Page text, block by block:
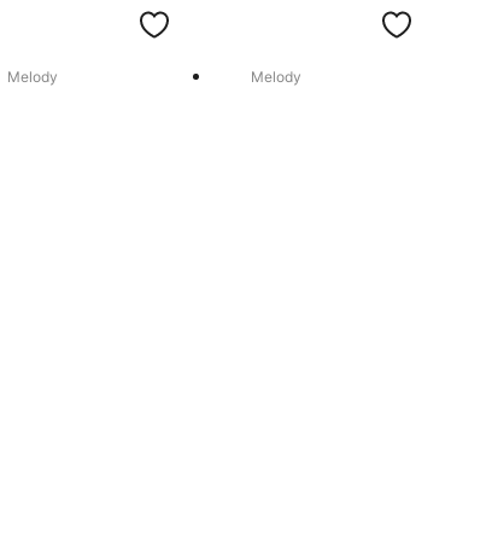
Melody Melody